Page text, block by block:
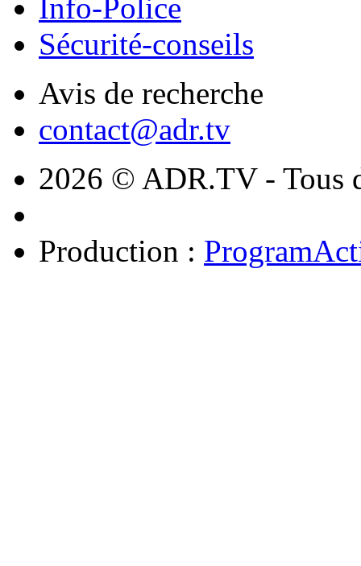
Info-Police
Sécurité-conseils
Avis de recherche
contact@adr.tv
2026 © ADR.TV - Tous
Production :